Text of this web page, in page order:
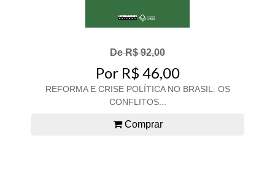
De R$ 92,00
Por R$ 46,00
REFORMA E CRISE POLÍTICA NO BRASIL: OS
CONFLITOS...
Comprar